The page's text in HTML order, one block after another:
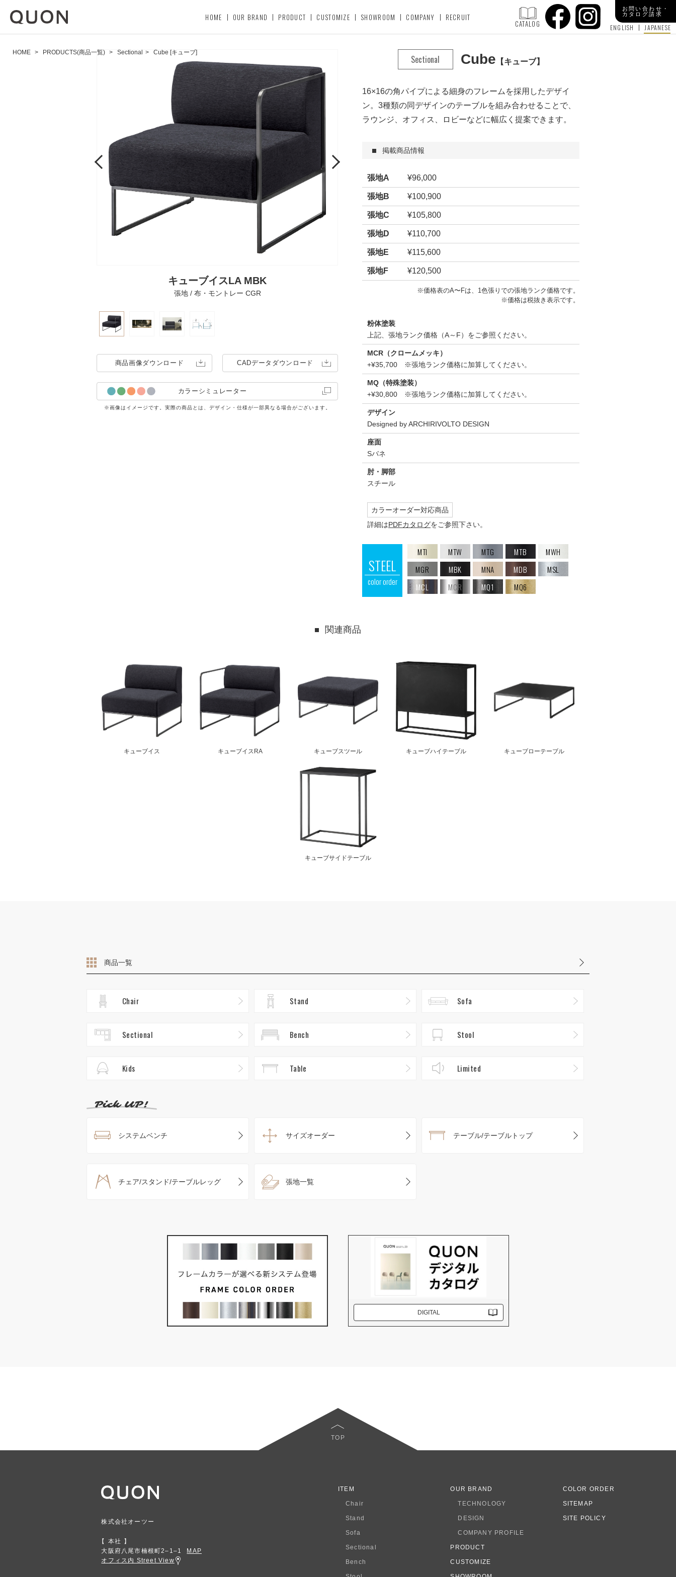
CATALOG
HOME OUR BRAND PRODUCT CUSTOMIZE SHOWROOM COMPANY RECRUIT
ENGLISH JAPANESE
お問い合わせ・
カタログ請求
HOME > PRODUCTS(商品一覧) > Sectional > Cube [キューブ]
Previous
キューブイスLA MBK
張地 / 布・モントレー CGR
Next
商品画像ダウンロード CADデータ ダウンロード
カラーシミュレーター
※画像はイメージです。実際の商品とは、デザイン・仕様が一部異なる場合がございます。
Sectional Cube キューブ
16×16の角パイプによる細身のフレームを採用したデザイ
ン。3種類の同デザインのテーブルを組み合わせることで、
ラウンジ、オフィス、ロビーなどに幅広く提案できます。
掲載商品情報
張地A ¥96,000
張地B ¥100,900
張地C ¥105,800
張地D ¥110,700
張地E ¥115,600
張地F ¥120,500
※価格表のA〜Fは、1色張りでの張地ランク価格です。
※価格は税抜き表示です。
粉体塗装
上記、張地ランク価格（A～F）をご参照ください。
MCR（クロームメッキ）
+¥35,700 ※張地ランク価格に加算してください。
MQ（特殊塗装）
+¥30,800 ※張地ランク価格に加算してください。
デザイン
Designed by ARCHIRIVOLTO DESIGN
座面
Sバネ
肘・脚部
スチール
カラーオーダー対応商品
詳細はPDFカタログをご参照下さい。
STEEL
color order
MTI MTW MTG MTB
MWH
MGR
MBK MNA MDB
MSL
MCL
MCR MQ1 MQ6
関連商品
キューブイス キューブイスRA キューブスツール キューブハイテーブル キューブローテーブル
キューブサイドテーブル
商品一覧
Chair Stand Sofa
Sectional Bench Stool
Kids Table Limited
システムベンチ サイズオーダー テーブル/テーブルトップ
チェア/スタンド/テーブルレッグ 張地一覧
DIGITAL
TOP
株式会社オーツー
本社
大阪府八尾市楠根町2‒1‒1
MAP
オフィス内 Street View
ITEM
Chair
Stand
Sofa
Sectional
Bench
OUR BRAND
TECHNOLOGY
DESIGN
COMPANY PROFILE
PRODUCT
CUSTOMIZE
COLOR ORDER
SITEMAP
SITE POLICY